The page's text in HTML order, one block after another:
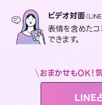
ビデオ対面（
表情を含めたコ
できます。
おまかせもOK！
LINE